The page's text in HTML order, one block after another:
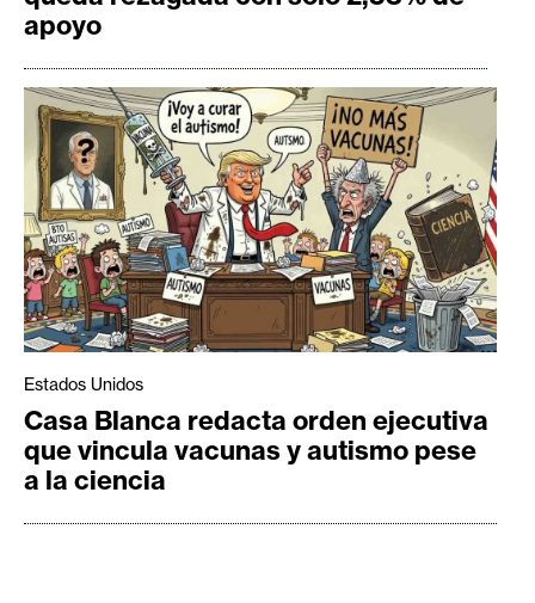
apoyo
Estados Unidos
Casa Blanca redacta orden ejecutiva
que vincula vacunas y autismo pese
a la ciencia